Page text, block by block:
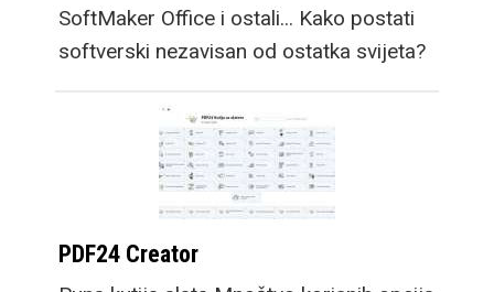
SoftMaker Office i ostali... Kako postati
softverski nezavisan od ostatka svijeta?
PDF24 Creator